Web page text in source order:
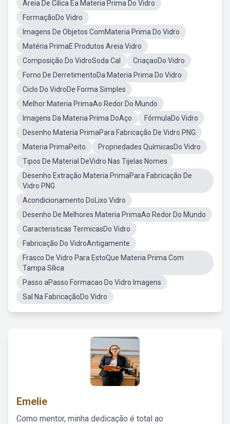
Areia De Cilica Éa Materia Prima Do Vidro
FormaçãoDo Vidro
Imagens De Objetos ComMateria Prima Do Vidro
Matéria PrimaE Produtos Areia Vidro
Composição Do VidroSoda Cal
CriaçaoDo Vidro
Forno De DerretimentoDa Materia Prima Do Vidro
Ciclo Do VidroDe Forma Simples
Melhor Materia PrimaAo Redor Do Mundo
Imagens Da Materia Prima DoAço
FórmulaDo Vidro
Desenho Materia PrimaPara Fabricação De Vidro PNG
Materia PrimaPeito
Propriedades QuímicasDo Vidro
Tipos De Material DeVidro Nas Tijelas Nomes
Desenho Extração Materia PrimaPara Fabricação De
Vidro PNG
Acondicionamento DoLixo Vidro
Desenho De Melhores Materia PrimaAo Redor Do Mundo
Caracteristicas TermicasDo Vidro
Fabricação Do VidroAntigamente
Frasco De Vidro Para EstoQue Materia Prima Com
Tampa Sílica
Passo aPasso Formacao Do Vidro Imagens
Sal Na FabricaçãoDo Vidro
Emelie
Como mentor, minha dedicação é total ao